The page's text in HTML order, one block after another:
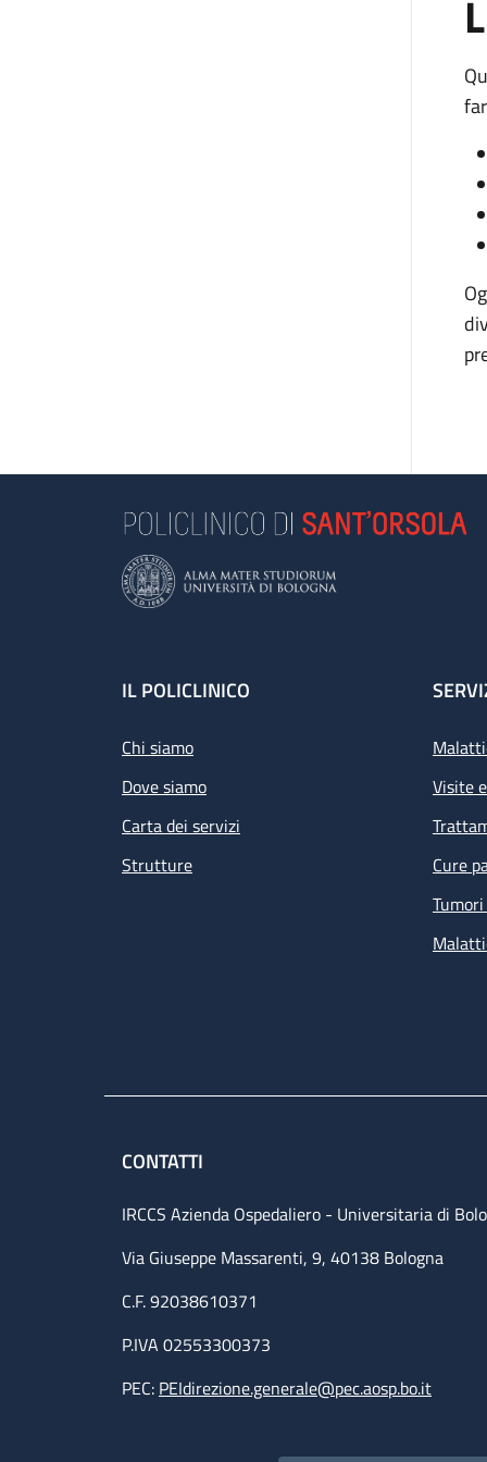
Footer
IL POLICLINICO
Chi siamo
Dove siamo
Carta dei servizi
Strutture
Visite
Cure
CONTATTI
IRCCS Azienda Ospedaliero - Universitaria di
Via Giuseppe Massarenti, 9, 40138 Bologna
C.F. 92038610371
P.IVA 02553300373
PEC: PEIdirezione.generale@pec.aosp.bo.it